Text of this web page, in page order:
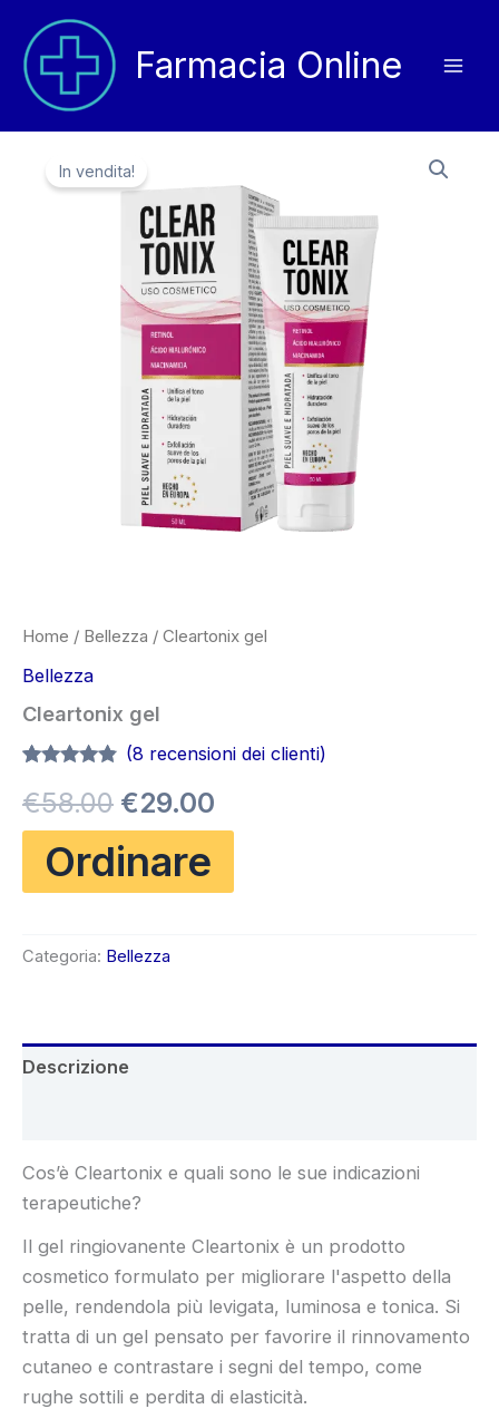
contenuto
Farmacia Online
In vendita!
Home / Bellezza / Cleartonix gel
Bellezza
Cleartonix gel
4.71su 5
su base
di
recensioni
(8 recensioni dei clienti)
€58.00 Il
prezzo
originale
€29.00
attuale
Ordinare
Categoria: Bellezza
Descrizione
Cos’è Cleartonix e quali sono le sue indicazioni
terapeutiche?
Il gel ringiovanente Cleartonix è un prodotto
cosmetico formulato per migliorare l'aspetto della
pelle, rendendola più levigata, luminosa e tonica. Si
tratta di un gel pensato per favorire il rinnovamento
cutaneo e contrastare i segni del tempo, come
rughe sottili e perdita di elasticità.